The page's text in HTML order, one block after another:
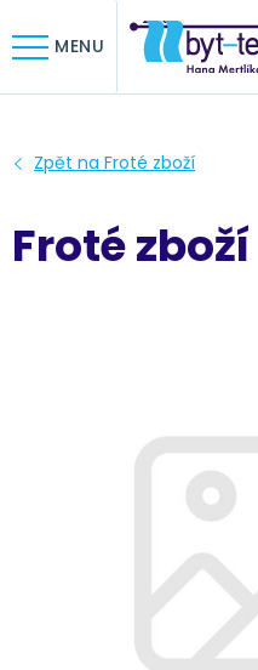
MENU
Froté zboží